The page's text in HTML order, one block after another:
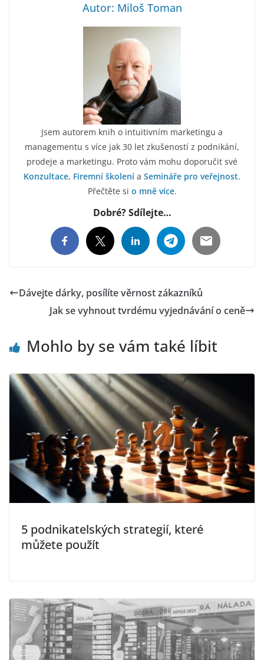
Autor: Miloš Toman
Jsem autorem knih o intuitivním marketingu a
managementu s více jak 30 let zkušeností z podnikání,
prodeje a marketingu. Proto vám mohu doporučit své
Konzultace, Firemní školení a Semináře pro veřejnost.
Přečtěte si o mně více.
Dobré? Sdílejte…
Dávejte dárky, posílíte věrnost zákazníků
Jak se vyhnout tvrdému vyjednávání o ceně
Mohlo by se vám také líbit
5 podnikatelských strategií, které
můžete použít